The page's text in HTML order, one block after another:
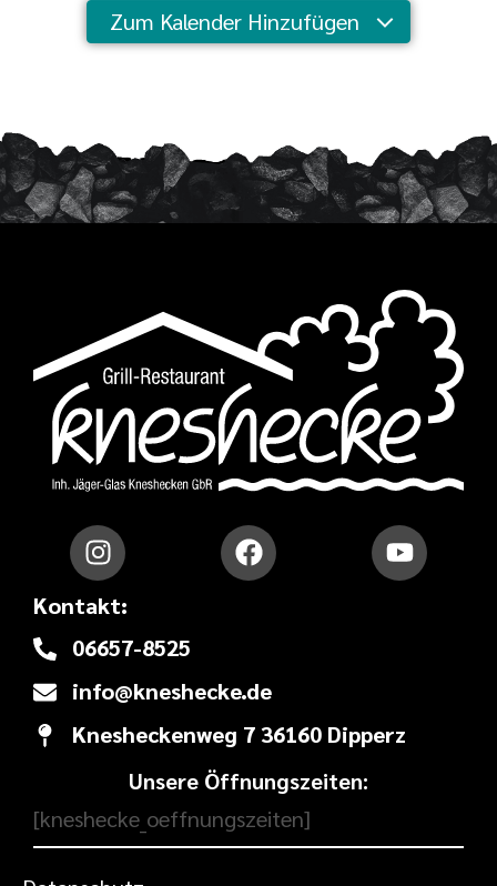
Zum Kalender Hinzufügen
Kontakt:
06657-8525
info@kneshecke.de
Knesheckenweg 7 36160 Dipperz
Unsere Öffnungszeiten:
[kneshecke_oeffnungszeiten]